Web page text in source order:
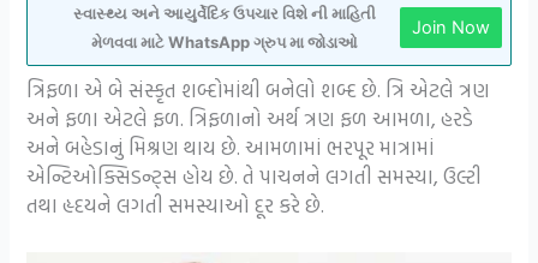
સ્વાસ્થ્ય અને આયુર્વેદિક ઉપચાર વિશે ની માહિતી
મેળવવા માટે WhatsApp ગ્રુપ મા જોડાઓ
Join Now
ત્રિફળા એ બે સંસ્કૃત શબ્દોમાંથી બનેલો શબ્દ છે. ત્રિ એટલે ત્રણ
અને ફળા એટલે ફળ. ત્રિફળાનો અર્થ ત્રણ ફળ આમળા, હરડે
અને બહેડાનું મિશ્રણ થાય છે. આમળામાં ભરપૂર માત્રામાં
એન્ટિઓક્સિડન્ટ્સ હોય છે. તે પાચનને લગતી સમસ્યા, ઉલ્ટી
તથા હૃદયને લગતી સમસ્યાઓ દૂર કરે છે.